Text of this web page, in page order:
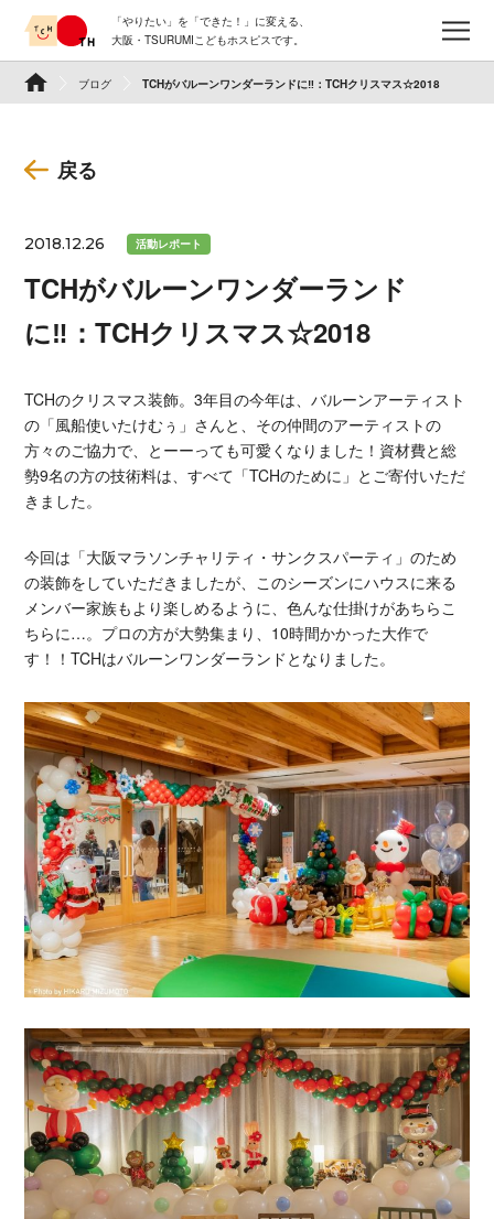
content
「やりたい」を「できた！」に変える、
大阪・TSURUMIこどもホスピスです。
TSURUMI こどもホスピス
ブログ TCHがバルーンワンダーランドに‼：TCHクリスマス☆2018
戻る
2018.12.26 活動レポート
TCHがバルーンワンダーランド
に‼：TCHクリスマス☆2018
TCHのクリスマス装飾。3年目の今年は、バルーンアーティスト
の「風船使いたけむぅ」さんと、その仲間のアーティストの
方々のご協力で、とーーっても可愛くなりました！資材費と総
勢9名の方の技術料は、すべて「TCHのために」とご寄付いただ
きました。
今回は「大阪マラソンチャリティ・サンクスパーティ」のため
の装飾をしていただきましたが、このシーズンにハウスに来る
メンバー家族もより楽しめるように、色んな仕掛けがあちらこ
ちらに…。プロの方が大勢集まり、10時間かかった大作で
す！！TCHはバルーンワンダーランドとなりました。